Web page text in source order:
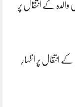
والدہ کے انتقال پر
کے انتقال پر اظہارِ